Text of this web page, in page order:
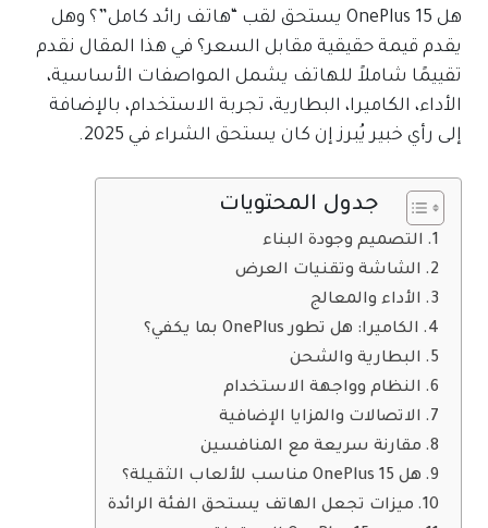
هل OnePlus 15 يستحق لقب “هاتف رائد كامل”؟ وهل
يقدم قيمة حقيقية مقابل السعر؟ في هذا المقال نقدم
تقييمًا شاملاً للهاتف يشمل المواصفات الأساسية،
الأداء، الكاميرا، البطارية، تجربة الاستخدام، بالإضافة
إلى رأي خبير يُبرز إن كان يستحق الشراء في 2025.
جدول المحتويات
التصميم وجودة البناء
الشاشة وتقنيات العرض
الأداء والمعالج
الكاميرا: هل تطور OnePlus بما يكفي؟
البطارية والشحن
النظام وواجهة الاستخدام
الاتصالات والمزايا الإضافية
مقارنة سريعة مع المنافسين
هل OnePlus 15 مناسب للألعاب الثقيلة؟
ميزات تجعل الهاتف يستحق الفئة الرائدة